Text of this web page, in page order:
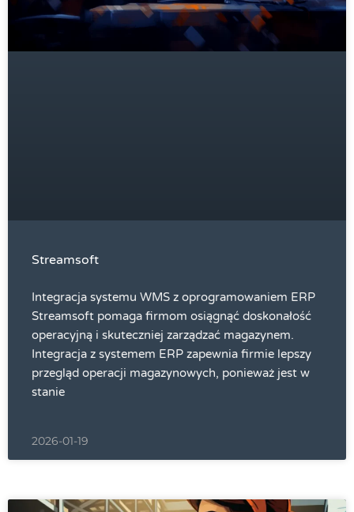
Streamsoft
Integracja systemu WMS z oprogramowaniem ERP
Streamsoft pomaga firmom osiągnąć doskonałość
operacyjną i skuteczniej zarządzać magazynem.
Integracja z systemem ERP zapewnia firmie lepszy
przegląd operacji magazynowych, ponieważ jest w
stanie
2026-01-19